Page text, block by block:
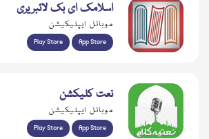
اسلامک ای بک لائبریری
موبائل ایپلیکیشن
Play Store App Store
نعت کلیکشن
موبائل ایپلیکیشن
Play Store App Store